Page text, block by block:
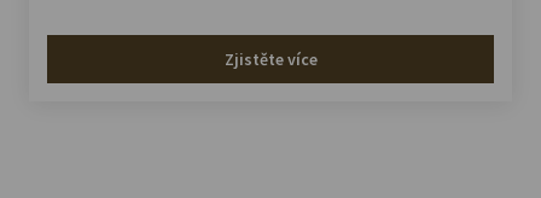
Zjistěte více